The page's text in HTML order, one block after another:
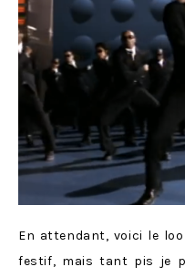
En attendant, voici le
festif, mais tant pis je